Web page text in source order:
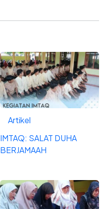
Artikel
IMTAQ: SALAT DUHA
BERJAMAAH